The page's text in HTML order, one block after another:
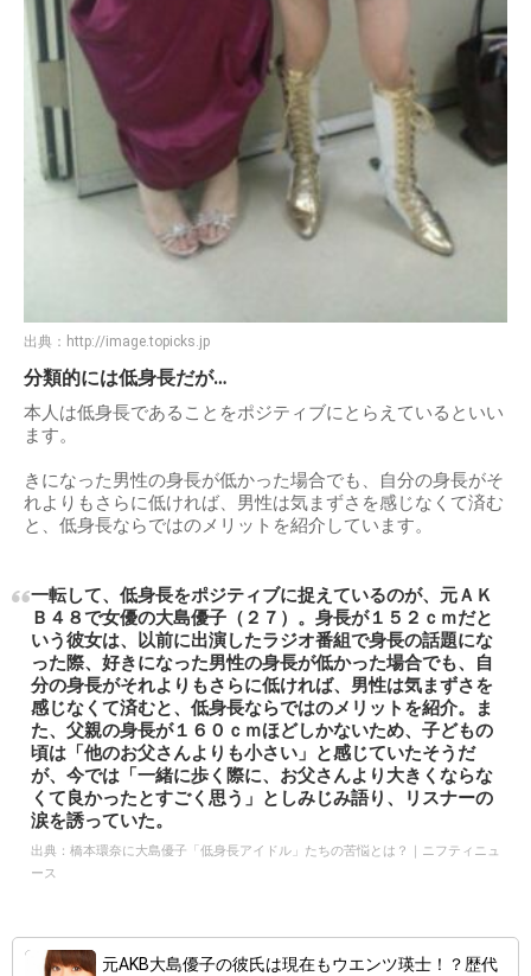
出典： http://image.topicks.jp
分類的には低身長だが…
本人は低身長であることをポジティブにとらえているといい
ます。
きになった男性の身長が低かった場合でも、自分の身長がそ
れよりもさらに低ければ、男性は気まずさを感じなくて済む
と、低身長ならではのメリットを紹介しています。
一転して、低身長をポジティブに捉えているのが、元ＡＫ
Ｂ４８で女優の大島優子（２７）。身長が１５２ｃｍだと
いう彼女は、以前に出演したラジオ番組で身長の話題にな
った際、好きになった男性の身長が低かった場合でも、自
分の身長がそれよりもさらに低ければ、男性は気まずさを
感じなくて済むと、低身長ならではのメリットを紹介。ま
た、父親の身長が１６０ｃｍほどしかないため、子どもの
頃は「他のお父さんよりも小さい」と感じていたそうだ
が、今では「一緒に歩く際に、お父さんより大きくならな
くて良かったとすごく思う」としみじみ語り、リスナーの
涙を誘っていた。
出典： 橋本環奈に大島優子「低身長アイドル」たちの苦悩とは？｜ニフティニュ
ース
元AKB大島優子の彼氏は現在もウエンツ瑛士！？歴代